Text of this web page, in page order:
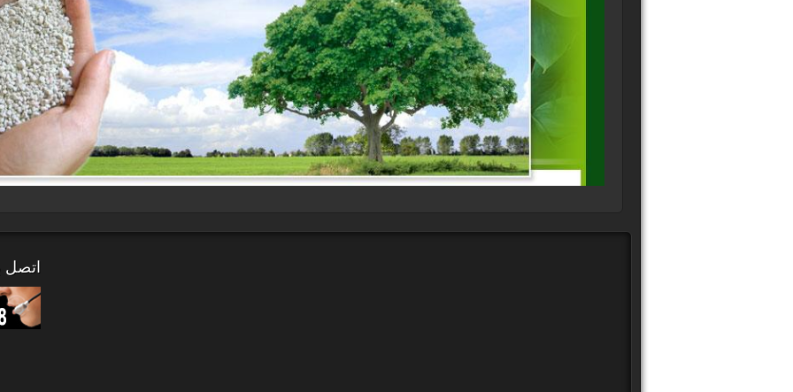
اتصل